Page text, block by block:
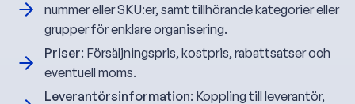
nummer eller SKU:er, samt tillhörande kategorier eller
grupper för enklare organisering.
Priser: Försäljningspris, kostpris, rabattsatser och
eventuell moms.
Leverantörsinformation: Koppling till leverantör,